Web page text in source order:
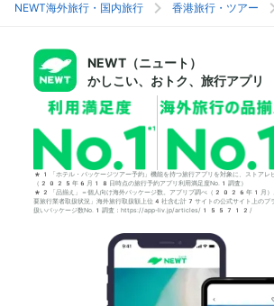
NEWT海外旅行・国内旅行 香港旅行・ツアー
NEWT（ニュート）
かしこい、おトク、旅行アプリ
*1「ホテル・パッケージツアー予約」機能を持つ旅行アプリを対象に、ストアレ
（2025年6月18日時点の旅行予約アプリ利用満足度No.1調査）
*2「品揃え」＝個人向け海外パッケージ数。アプリブ調べ（2026年1月
要旅行業者取扱状況」海外旅行取扱額上位4社含む計7サイトの公式サイト上のプ
扱いパッケージ数No.1調査：https://app-liv.jp/articles/155712/